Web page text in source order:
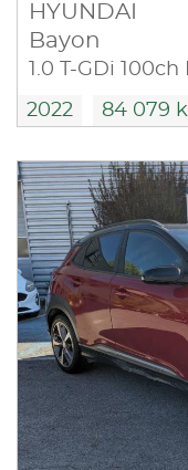
HYUNDAI
Bayon
1.0 T-GDi
2022 84 079